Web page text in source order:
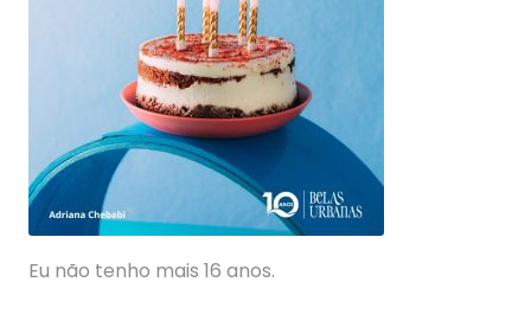
Eu não tenho mais 16 anos.